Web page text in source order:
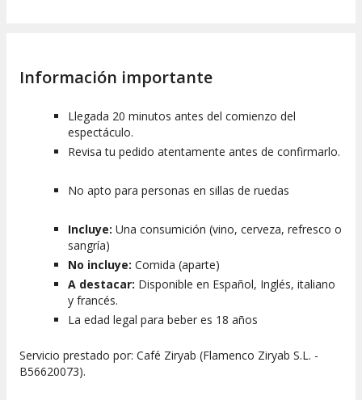
Información importante
Llegada 20 minutos antes del comienzo del
espectáculo.
Revisa tu pedido atentamente antes de confirmarlo.
No apto para personas en sillas de ruedas
Incluye: Una consumición (vino, cerveza, refresco o
sangría)
No incluye: Comida (aparte)
A destacar: Disponible en Español, Inglés, italiano
y francés.
La edad legal para beber es 18 años
Servicio prestado por: Café Ziryab (Flamenco Ziryab S.L. -
B56620073).